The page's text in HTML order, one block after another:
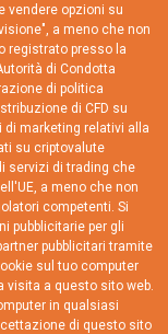
vendere opzioni su
a meno che non
registrato presso la
di Condotta
di politica
di CFD su
marketing relativi alla
su criptovalute
servizi di trading che
a meno che non
competenti. Si
pubblicitarie per gli
pubblicitari tramite
sul tuo computer
visita a questo sito web.
in qualsiasi
di questo sito